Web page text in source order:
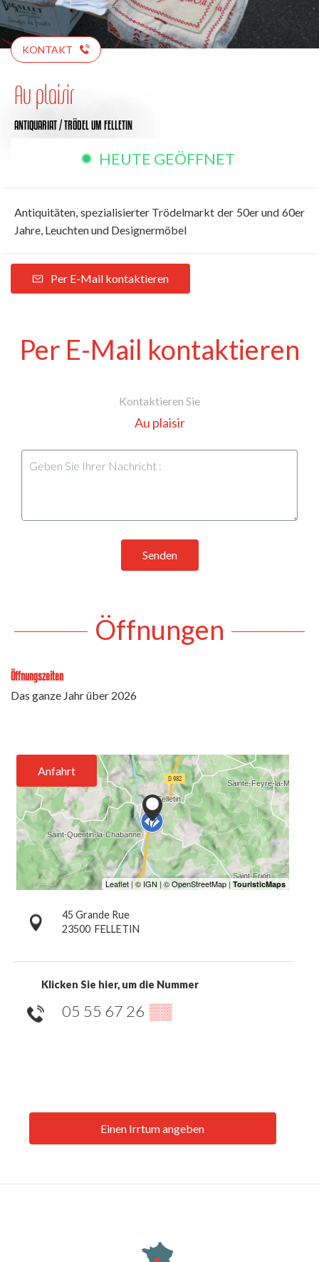
KONTAKT
Au plaisir
ANTIQUARIAT / TRÖDEL UM FELLETIN
HEUTE GEÖFFNET
Antiquitäten, spezialisierter Trödelmarkt der 50er und 60er
Jahre, Leuchten und Designermöbel
Per E-Mail kontaktieren
Per E-Mail kontaktieren
Kontaktieren Sie
Au plaisir
Senden
Öffnungen
Öffnungszeiten
Das ganze Jahr über 2026
Anfahrt
45 Grande Rue
23500 FELLETIN
Klicken Sie hier, um die Nummer
05 55 67 26 ▒▒
Einen Irrtum angeben